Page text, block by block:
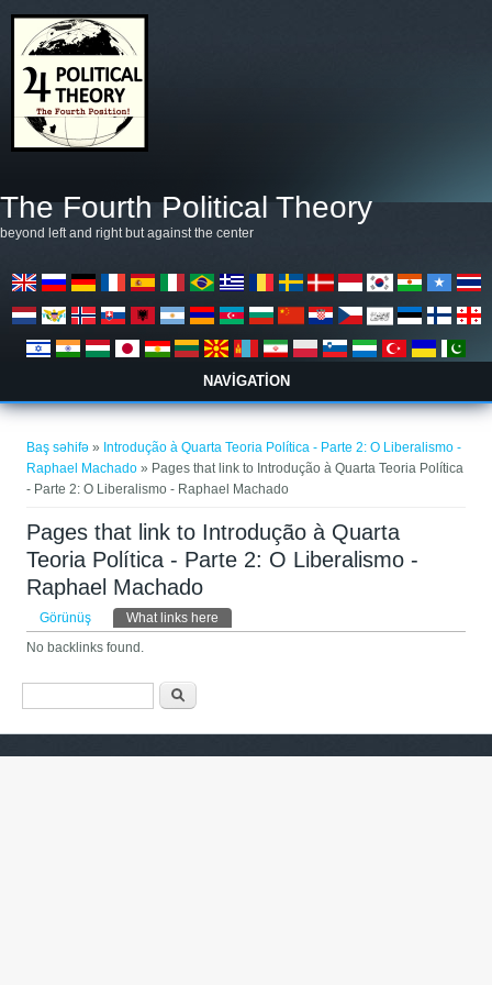
The Fourth Political Theory
beyond left and right but against the center
NAVIGATION
Baş səhifə » Introdução à Quarta Teoria Política - Parte 2: O Liberalismo -
Raphael Machado » Pages that link to Introdução à Quarta Teoria Política
- Parte 2: O Liberalismo - Raphael Machado
Pages that link to Introdução à Quarta
Teoria Política - Parte 2: O Liberalismo -
Raphael Machado
Əsas tablar
Görünüş What links here
No backlinks found.
Axtarış forması